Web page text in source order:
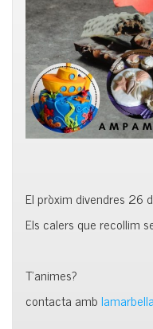
El pròxim divendres 26
Els calers que recollim
T’animes?
contacta amb